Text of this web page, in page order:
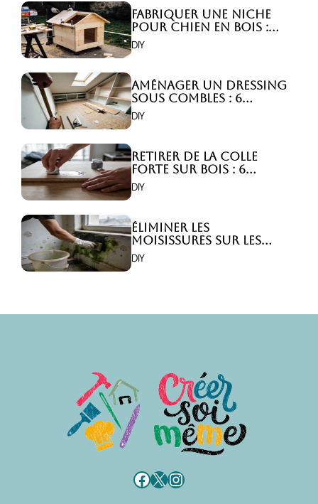
Fabriquer une niche
pour chien en bois :
Comment faire ?
DIY
Aménager un dressing
sous combles : 6
astuces indispensables
!
DIY
Retirer de la colle
forte sur bois : 6
astuces efficaces !
DIY
Éliminer les
moisissures sur les
murs : 5 solutions
efficaces ?
DIY
Facebook
X Instagram